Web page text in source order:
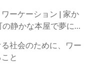
ーケーション | 家か
静かな本屋で夢に近
社会のために、ワー
と